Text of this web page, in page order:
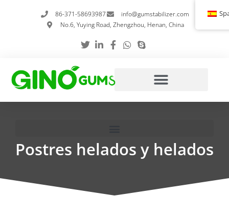
86-371-58693987
info@gumstabilizer.com
No.6, Yuying Road, Zhengzhou, Henan, China
Postres helados y helados